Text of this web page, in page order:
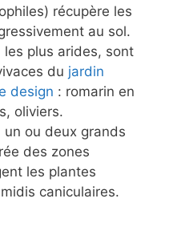
récupère les
au sol.
plus arides, sont
du jardin
design : romarin en
oliviers.
un ou deux grands
des zones
les plantes
caniculaires.